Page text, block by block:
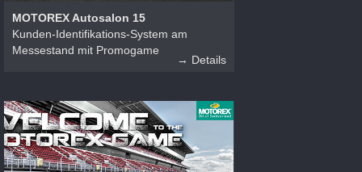
MOTOREX Autosalon 15
Kunden-Identifikations-System am
Messestand mit Promogame
→ Details